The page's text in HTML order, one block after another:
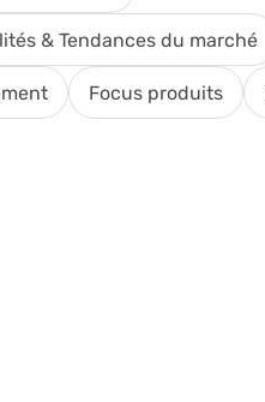
& Tendances du marché
Focus produits